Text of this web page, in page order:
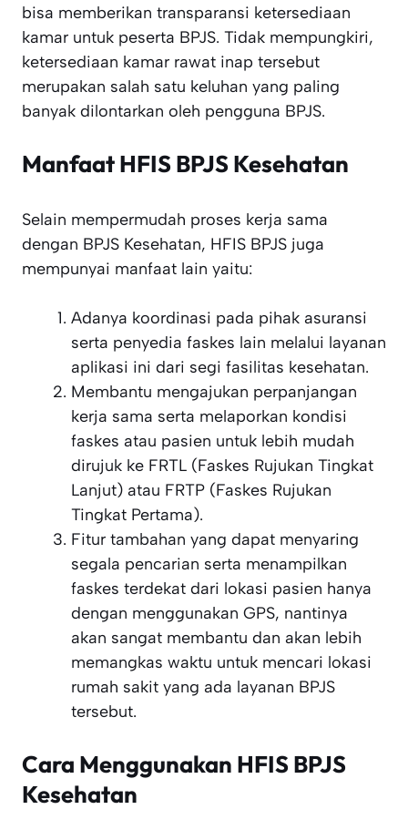
bisa memberikan transparansi ketersediaan
kamar untuk peserta BPJS. Tidak mempungkiri,
ketersediaan kamar rawat inap tersebut
merupakan salah satu keluhan yang paling
banyak dilontarkan oleh pengguna BPJS.
Manfaat HFIS BPJS Kesehatan
Selain mempermudah proses kerja sama
dengan BPJS Kesehatan, HFIS BPJS juga
mempunyai manfaat lain yaitu:
Adanya koordinasi pada pihak asuransi
serta penyedia faskes lain melalui layanan
aplikasi ini dari segi fasilitas kesehatan.
Membantu mengajukan perpanjangan
kerja sama serta melaporkan kondisi
faskes atau pasien untuk lebih mudah
dirujuk ke FRTL (Faskes Rujukan Tingkat
Lanjut) atau FRTP (Faskes Rujukan
Tingkat Pertama).
Fitur tambahan yang dapat menyaring
segala pencarian serta menampilkan
faskes terdekat dari lokasi pasien hanya
dengan menggunakan GPS, nantinya
akan sangat membantu dan akan lebih
memangkas waktu untuk mencari lokasi
rumah sakit yang ada layanan BPJS
tersebut.
Cara Menggunakan HFIS BPJS
Kesehatan